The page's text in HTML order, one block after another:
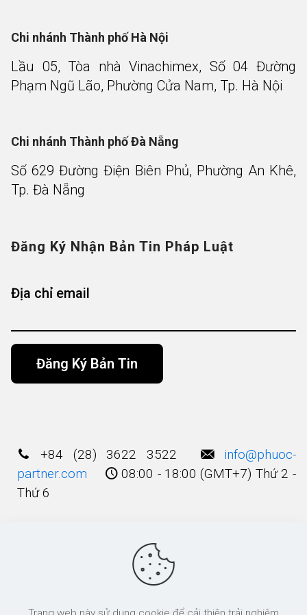
Chi nhánh Thành phố Hà Nội
Lầu 05, Tòa nhà Vinachimex, Số 04 Đường
Phạm Ngũ Lão, Phường Cửa Nam, Tp. Hà Nội
Chi nhánh Thành phố Đà Nẵng
Số 629 Đường Điện Biên Phủ, Phường An Khê,
Tp. Đà Nẵng
Đăng Ký Nhận Bản Tin Pháp Luật
Địa chỉ email
+84 (28) 3622 3522
info@phuoc-
partner.com
08:00 - 18:00 (GMT+7) Thứ 2 -
Thứ 6
© 2003 - 2025 Bản quyền thuộc về Công Ty